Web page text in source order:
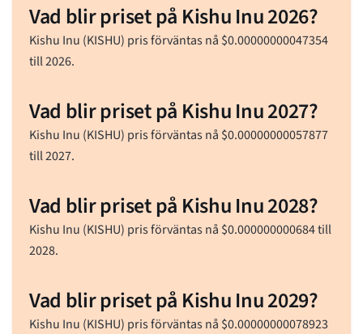
Vad blir priset på Kishu Inu 2026?
Kishu Inu (KISHU) pris förväntas nå $0.00000000047354
till 2026.
Vad blir priset på Kishu Inu 2027?
Kishu Inu (KISHU) pris förväntas nå $0.00000000057877
till 2027.
Vad blir priset på Kishu Inu 2028?
Kishu Inu (KISHU) pris förväntas nå $0.000000000684till
2028.
Vad blir priset på Kishu Inu 2029?
Kishu Inu (KISHU) pris förväntas nå $0.00000000078923